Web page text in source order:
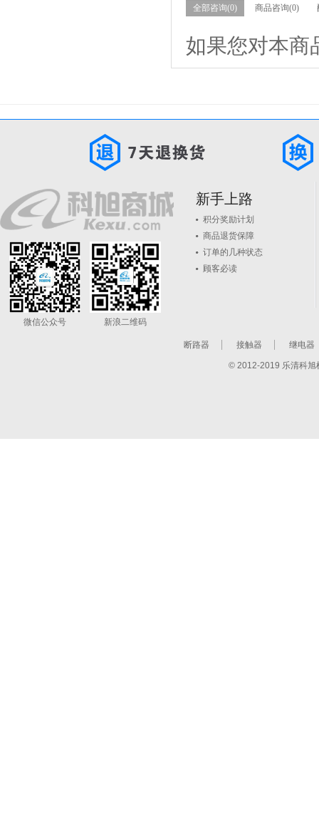
全部咨询(0) 商品咨询(0)
如果您对本商
微信公众号 新浪二维码
新手上路
积分奖励计划
商品退货保障
订单的几种状态
顾客必读
断路器 接触器 继电器
© 2012-2019 乐清科旭